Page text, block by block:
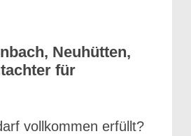
Neuhütten,
für
vollkommen erfüllt?